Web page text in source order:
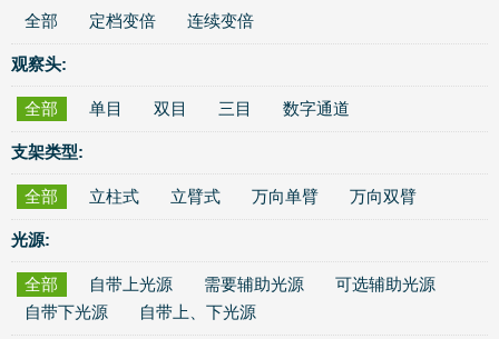
全部 定档变倍 连续变倍
观察头:
全部 单目 双目 三目 数字通道
支架类型:
全部 立柱式 立臂式 万向单臂 万向双臂
光源:
全部 自带上光源 需要辅助光源
可选辅助光源
自带下光源
自带上、下光源